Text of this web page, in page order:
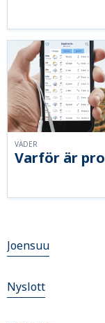
Varför är
VÄDER
Joensuu
Nyslott